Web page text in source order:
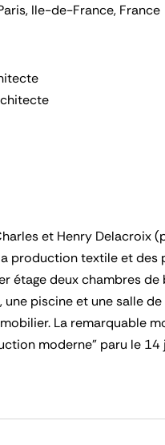
Ile-de-France, France
et Henry Delacroix
production textile et des
étage deux chambres
une piscine et une salle
La remarquable
moderne" paru le